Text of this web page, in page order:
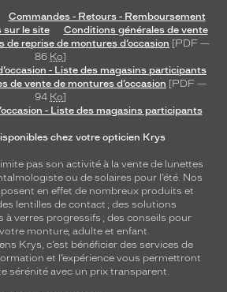
Commandes - Retours - Remboursement
sur le site
Conditions générales de vente
reprise de montures d’occasion [PDF —
86 Ko]
- Liste des magasins participants
de vente de montures d’occasion [PDF —
94 Ko]
- Liste des magasins participants
chez votre opticien Krys
pas son activité à la vente de lunettes
ou de solaires pour l’été. Nos
en effet de nombreux produits et
lentilles de contact ; des solutions
à verres progressifs ; des conseils pour
monture, adulte et enfant.
Krys, c’est bénéficier des services de
et l’expérience vous permettront
sérénité avec un prix transparent.